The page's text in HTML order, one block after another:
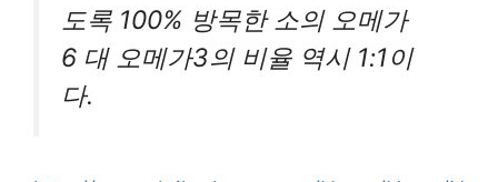
도록 100% 방목한 소의 오메가
6 대 오메가3의 비율 역시 1:1이
다.